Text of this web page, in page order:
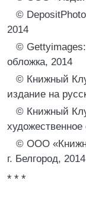
©
2014
©
обложка, 2014
© Книжный
издание на
© Книжный
© ООО
г. Белгород, 2014
* * *